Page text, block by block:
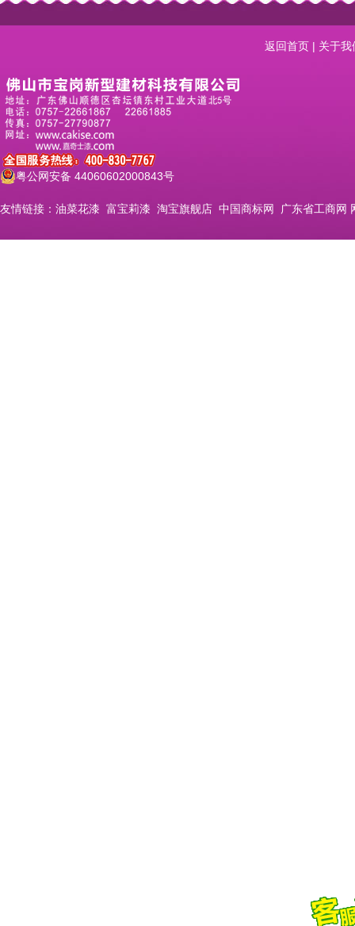
返回首页 | 关于我
粤公网安备 44060602000843号
友情链接： 油菜花漆 富宝莉漆 淘宝旗舰店 中国商标网 广东省工商网